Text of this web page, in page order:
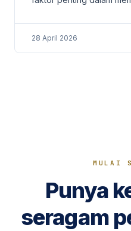
sederhana...
28 April 2026
MULAI
Punya
seragam